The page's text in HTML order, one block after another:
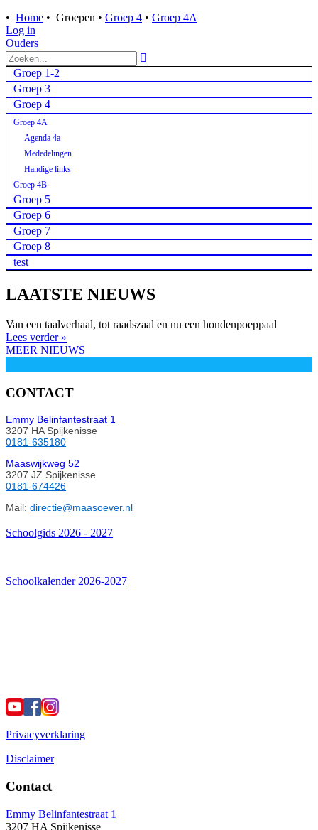
• Home • Groepen • Groep 4 • Groep 4A
Log in
Ouders

Groep 1-2
Groep 3
Groep 4
Groep 4A
Agenda 4a
Mededelingen
Handige links
Groep 4B
Groep 5
Groep 6
Groep 7
Groep 8
test
LAATSTE NIEUWS
Van een taalverhaal, tot raadszaal en nu een hondenpoeppaal
Lees verder »
MEER NIEUWS
CONTACT
Emmy Belinfantestraat 1
3207 HA Spijkenisse
0181-635180
Maaswijkweg 52
3207 JZ Spijkenisse
0181-674426
Mail: directie@maasoever.nl
Schoolgids 2026 - 2027
Schoolkalender 2026-2027
Privacyverklaring
Disclaimer
Contact
Emmy Belinfantestraat 1
3207 HA Spijkenisse